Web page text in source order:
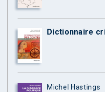
Dictionnaire
Michel Hastings